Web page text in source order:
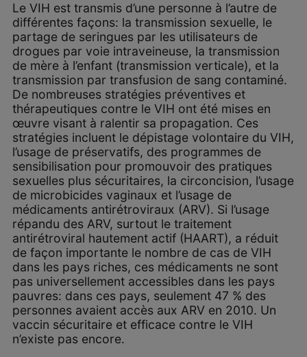
Le VIH est transmis d’une personne à l’autre de
différentes façons: la transmission sexuelle, le
partage de seringues par les utilisateurs de
drogues par voie intraveineuse, la transmission
de mère à l’enfant (transmission verticale), et la
transmission par transfusion de sang contaminé.
De nombreuses stratégies préventives et
thérapeutiques contre le VIH ont été mises en
œuvre visant à ralentir sa propagation. Ces
stratégies incluent le dépistage volontaire du VIH,
l’usage de préservatifs, des programmes de
sensibilisation pour promouvoir des pratiques
sexuelles plus sécuritaires, la circoncision, l’usage
de microbicides vaginaux et l’usage de
médicaments antirétroviraux (ARV). Si l’usage
répandu des ARV, surtout le traitement
antirétroviral hautement actif (HAART), a réduit
de façon importante le nombre de cas de VIH
dans les pays riches, ces médicaments ne sont
pas universellement accessibles dans les pays
pauvres: dans ces pays, seulement 47 % des
personnes avaient accès aux ARV en 2010. Un
vaccin sécuritaire et efficace contre le VIH
n’existe pas encore.